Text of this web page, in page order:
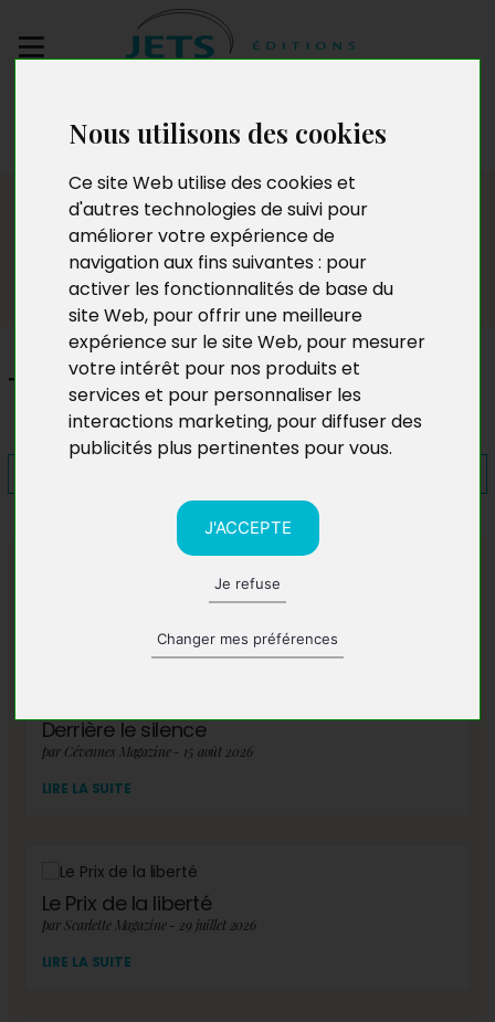
Nous utilisons des cookies
Ce site Web utilise des cookies et
d'autres technologies de suivi pour
améliorer votre expérience de
navigation aux fins suivantes : pour
activer les fonctionnalités de base du
site Web, pour offrir une meilleure
expérience sur le site Web, pour mesurer
votre intérêt pour nos produits et
services et pour personnaliser les
interactions marketing, pour diffuser des
publicités plus pertinentes pour vous.
J'ACCEPTE
Je refuse
Changer mes préférences
manuscrit
Presse
Traits d'union et Être vivant
A lire également
Derrière le silence
par Cévennes Magazine - 15 août 2026
LIRE LA SUITE
Le Prix de la liberté
par Scarlette Magazine - 29 juillet 2026
LIRE LA SUITE